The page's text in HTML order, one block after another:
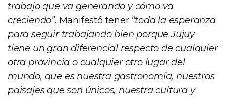
trabajo que va generando y cómo va
creciendo”. Manifestó tener “toda la esperanza
para seguir trabajando bien porque Jujuy
tiene un gran diferencial respecto de cualquier
otra provincia o cualquier otro lugar del
mundo, que es nuestra gastronomía, nuestros
paisajes que son únicos, nuestra cultura y